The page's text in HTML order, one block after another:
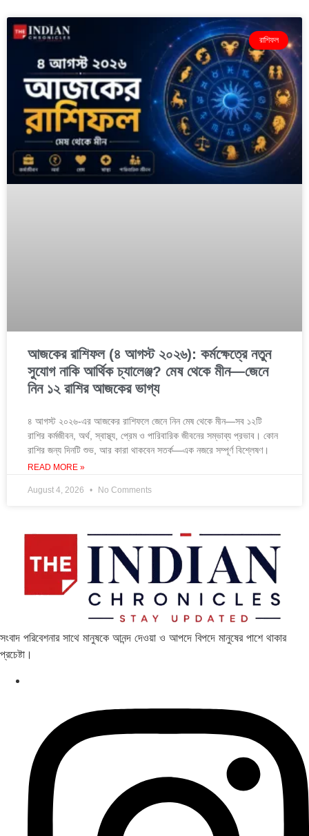
রাশিফল
আজকের রাশিফল (৪ আগস্ট ২০২৬): কর্মক্ষেত্রে নতুন
সুযোগ নাকি আর্থিক চ্যালেঞ্জ? মেষ থেকে মীন—জেনে
নিন ১২ রাশির আজকের ভাগ্য
৪ আগস্ট ২০২৬-এর আজকের রাশিফলে জেনে নিন মেষ থেকে মীন—সব ১২টি
রাশির কর্মজীবন, অর্থ, স্বাস্থ্য, প্রেম ও পারিবারিক জীবনের সম্ভাব্য প্রভাব। কোন
রাশির জন্য দিনটি শুভ, আর কারা থাকবেন সতর্ক—এক নজরে সম্পূর্ণ বিশ্লেষণ।
READ MORE »
August 4, 2026 No Comments
সংবাদ পরিবেশনার সাথে মানুষকে আনন্দ দেওয়া ও আপদে বিপদে মানুষের পাশে থাকার
প্রচেষ্টা।